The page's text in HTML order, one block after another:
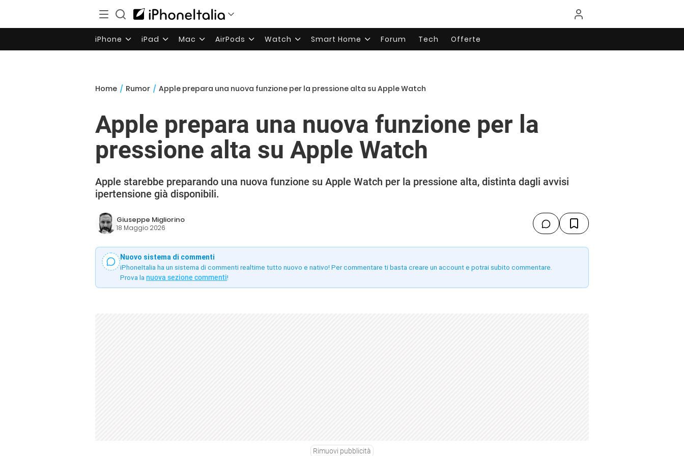
iPhone iPad Mac AirPods Watch Smart Home Forum Tech Offerte
Home / Rumor / Apple prepara una nuova funzione per la pressione alta su Apple Watch
Apple prepara una nuova funzione per la
pressione alta su Apple Watch
Apple starebbe preparando una nuova funzione su Apple Watch per la pressione alta, distinta dagli avvisi
ipertensione già disponibili.
Giuseppe Migliorino
18 Maggio 2026
Nuovo sistema di commenti
iPhoneItalia ha un sistema di commenti realtime tutto nuovo e nativo! Per commentare ti basta creare un account e potrai subito commentare.
Prova la nuova sezione commenti!
Rimuovi pubblicità